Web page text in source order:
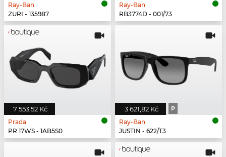
Ray-Ban
ZURI - 135987
Ray-Ban
RB3774D - 001/73
7 553,52 Kč
Prada
PR 17WS - 1AB5S0
3 621,82 Kč P
Ray-Ban
JUSTIN - 622/T3